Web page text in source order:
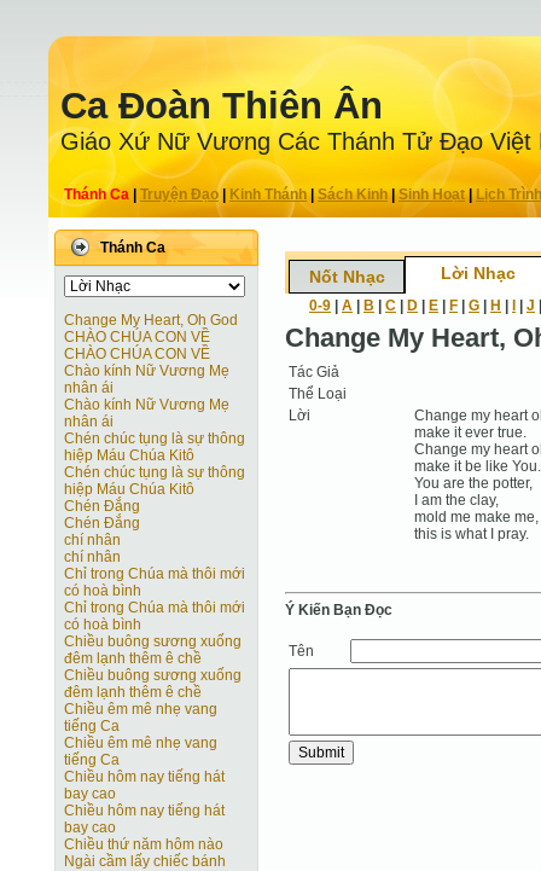
Ca Ðoàn Thiên Ân
Giáo Xứ Nữ Vương Các Thánh Tử Ðạo Việt
Thánh Ca Truyện Ðạo| Kinh Thánh Sách Kinh|Sinh Hoạt| Lịch Trình
Thánh Ca
Change My Heart, Oh God
CHÀO CHÚA CON VỀ
CHÀO CHÚA CON VỀ
Chào kính Nữ Vương Mẹ
nhân ái
Chào kính Nữ Vương Mẹ
nhân ái
Chén chúc tụng là sự thông
hiệp Máu Chúa Kitô
Chén chúc tụng là sự thông
hiệp Máu Chúa Kitô
Chén Đắng
Chén Đắng
chí nhân
chí nhân
Chỉ trong Chúa mà thôi mới
có hoà bình
Chỉ trong Chúa mà thôi mới
có hoà bình
Chiều buông sương xuống
đêm lạnh thêm ê chề
Chiều buông sương xuống
đêm lạnh thêm ê chề
Chiều êm mê nhẹ vang
tiếng Ca
Chiều êm mê nhẹ vang
tiếng Ca
Chiều hôm nay tiếng hát
bay cao
Chiều hôm nay tiếng hát
bay cao
Chiều thứ năm hôm nào
Ngài cầm lấy chiếc bánh
Nốt Nhạc Lời Nhạc
0-9 A B C D E F G H J
Change My Heart,
Tác Giả
Thể Loại
Lời
Change my heart
make it ever true.
Change my heart
make it be like You.
You are the potter,
I am the clay,
mold me make me,
this is what I pray.
Ý Kiến Bạn Ðọc
Tên